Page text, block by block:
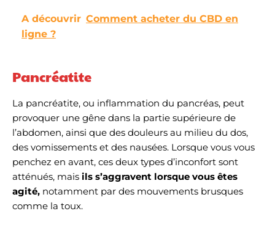
A découvrir Comment acheter du CBD en
ligne ?
Pancréatite
La pancréatite, ou inflammation du pancréas, peut
provoquer une gêne dans la partie supérieure de
l’abdomen, ainsi que des douleurs au milieu du dos,
des vomissements et des nausées. Lorsque vous vous
penchez en avant, ces deux types d’inconfort sont
atténués, mais ils s’aggravent lorsque vous êtes
agité, notamment par des mouvements brusques
comme la toux.